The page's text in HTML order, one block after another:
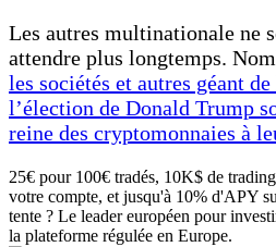
Les autres multinationale ne
attendre plus longtemps.
les sociétés et autres géant
l’élection de Donald Trump
reine des cryptomonnaies à
25€ pour 100€ tradés, 10K$ de
votre compte, et jusqu'à 10% d'APY
tente ? Le leader européen pour
la plateforme régulée en Europe.